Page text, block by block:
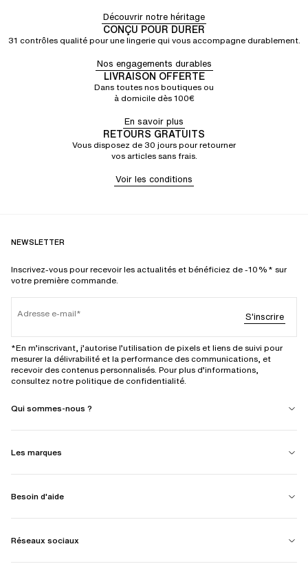
Découvrir notre héritage
CONÇU POUR DURER
31 contrôles qualité pour une lingerie qui vous accompagne durablement.
Nos engagements durables
LIVRAISON OFFERTE
Dans toutes nos boutiques ou
à domicile dès 100€
En savoir plus
RETOURS GRATUITS
Vous disposez de 30 jours pour retourner
vos articles sans frais.
Voir les conditions
NEWSLETTER
Inscrivez-vous pour recevoir les actualités et bénéficiez de -10%* sur
votre première commande.
Adresse e-mail S'inscrire
*En m’inscrivant, j’autorise l’utilisation de pixels et liens de suivi pour
mesurer la délivrabilité et la performance des communications, et
recevoir des contenus personnalisés. Pour plus d’informations,
consultez notre politique de confidentialité.
Qui sommes-nous ?
Les marques
Besoin d'aide
Réseaux sociaux